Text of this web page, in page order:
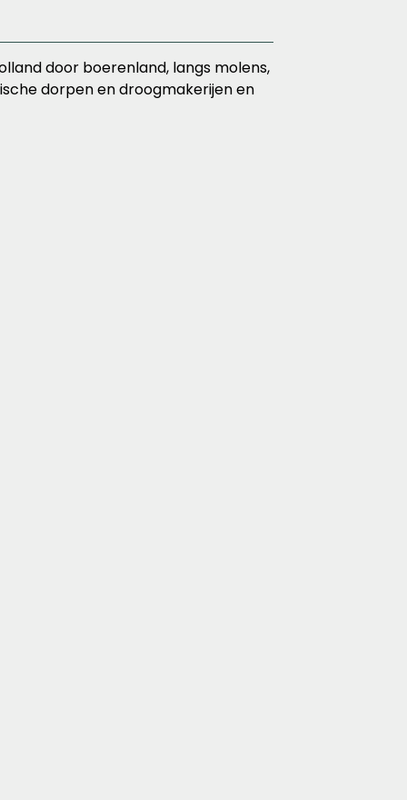
door boerenland, langs molens,
dorpen en droogmakerijen en